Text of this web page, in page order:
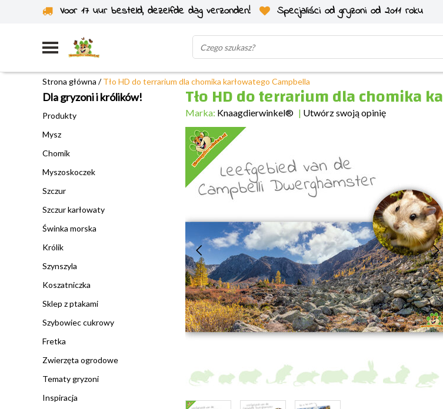
Voor 17 uur besteld, dezelfde dag verzonden!
Specjaliści od gryzoni od 2011 roku
Wysyłka z własnego magazynu
Strona główna /Tło HD do terrarium dla chomika karłowatego Campbella
Dla gryzoni i królików!
Produkty
Mysz
Chomik
Myszoskoczek
Szczur
Szczur karłowaty
Świnka morska
Królik
Szynszyla
Koszatniczka
Sklep z ptakami
Szybowiec cukrowy
Fretka
Zwierzęta ogrodowe
Tematy gryzoni
Inspiracja
Tło HD do terrarium dla chomika
Marka: Knaagdierwinkel® | Utwórz swoją opinię